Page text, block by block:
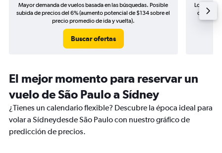
Mayor demanda de vuelos basada en las búsquedas. Posible
subida de precios del 6% (aumento potencial de $134 sobre el
precio promedio de ida y vuelta).
Buscar ofertas
Los
de
El mejor momento para reservar un
vuelo de São Paulo a Sídney
¿Tienes un calendario flexible? Descubre la época ideal para
volar a Sídneydesde São Paulo con nuestro gráfico de
predicción de precios.